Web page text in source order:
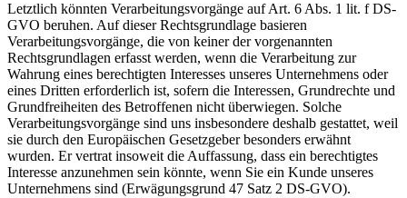
Letztlich könnten Verarbeitungsvorgänge auf Art. 6 Abs. 1 lit. f DS-
GVO beruhen. Auf dieser Rechtsgrundlage basieren
Verarbeitungsvorgänge, die von keiner der vorgenannten
Rechtsgrundlagen erfasst werden, wenn die Verarbeitung zur
Wahrung eines berechtigten Interesses unseres Unternehmens oder
eines Dritten erforderlich ist, sofern die Interessen, Grundrechte und
Grundfreiheiten des Betroffenen nicht überwiegen. Solche
Verarbeitungsvorgänge sind uns insbesondere deshalb gestattet, weil
sie durch den Europäischen Gesetzgeber besonders erwähnt
wurden. Er vertrat insoweit die Auffassung, dass ein berechtigtes
Interesse anzunehmen sein könnte, wenn Sie ein Kunde unseres
Unternehmens sind (Erwägungsgrund 47 Satz 2 DS-GVO).